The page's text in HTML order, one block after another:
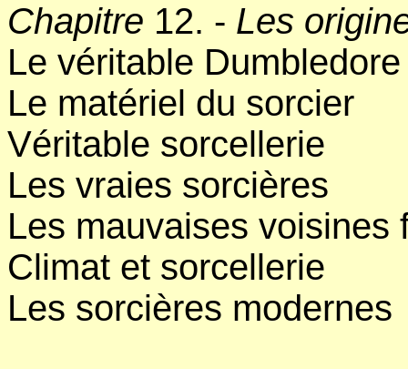
Chapitre 12. - Les
Le véritable Dumbledore
Le matériel du sorcier
Véritable sorcellerie
Les vraies sorcières
Les mauvaises voisines
Climat et sorcellerie
Les sorcières modernes